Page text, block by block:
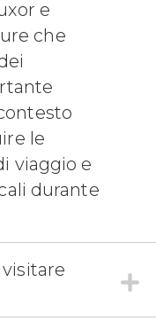
e
che
le
viaggio e
durante